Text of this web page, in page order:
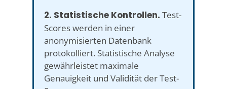
2. Statistische Kontrollen. Test-
Scores werden in einer
anonymisierten Datenbank
protokolliert. Statistische Analyse
gewährleistet maximale
Genauigkeit und Validität der Test-